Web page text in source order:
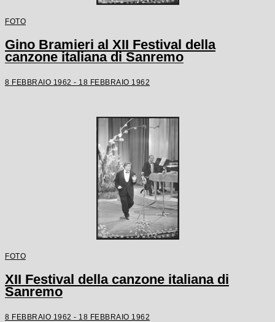
FOTO
Gino Bramieri al XII Festival della
canzone italiana di Sanremo
8 FEBBRAIO 1962 - 18 FEBBRAIO 1962
FOTO
XII Festival della canzone italiana di
Sanremo
8 FEBBRAIO 1962 - 18 FEBBRAIO 1962